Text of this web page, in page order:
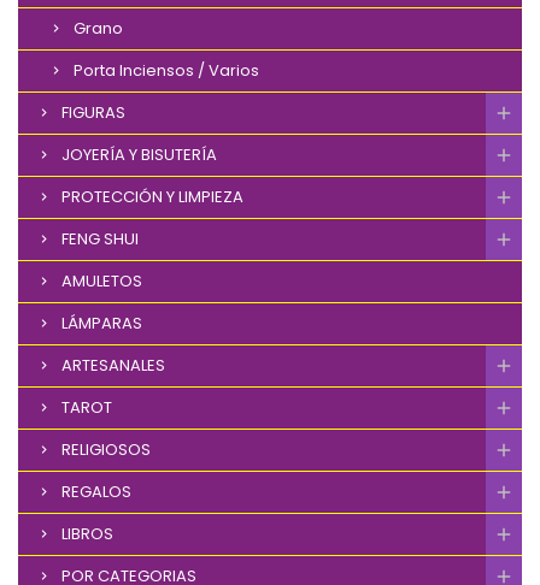
Grano
Porta Inciensos / Varios
FIGURAS
JOYERÍA Y BISUTERÍA
PROTECCIÓN Y LIMPIEZA
FENG SHUI
AMULETOS
LÁMPARAS
ARTESANALES
TAROT
RELIGIOSOS
REGALOS
LIBROS
POR CATEGORIAS